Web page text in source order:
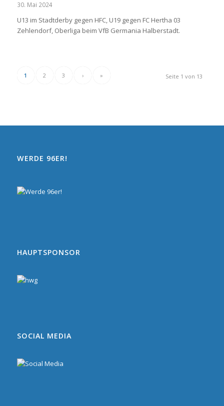
30. Mai 2024
U13 im Stadtderby gegen HFC, U19 gegen FC Hertha 03
Zehlendorf, Oberliga beim VfB Germania Halberstadt.
Seite 1 von 13
1 2 3 › »
WERDE 96ER!
HAUPTSPONSOR
SOCIAL MEDIA